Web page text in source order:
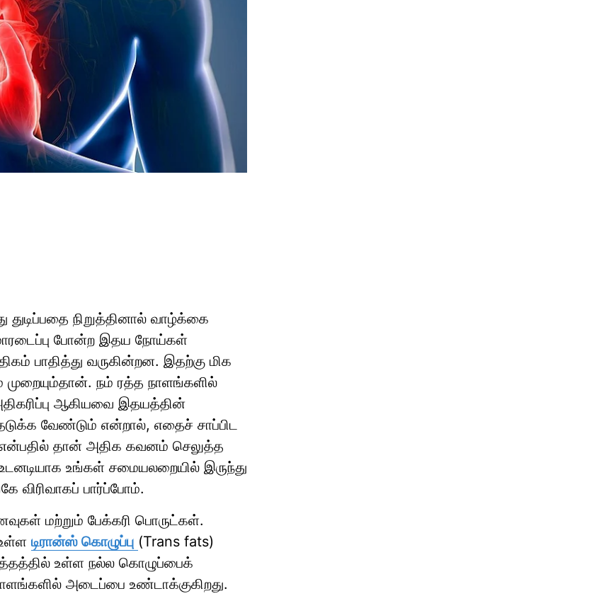
நிறுத்தினால் வாழ்க்கை
போன்ற இதய நோய்கள்
பாதித்து வருகின்றன. இதற்கு மிக
நம் ரத்த நாளங்களில்
ஆகியவை இதயத்தின்
வேண்டும் என்றால், எதைச் சாப்பிட
தான் அதிக கவனம் செலுத்த
உங்கள் சமையலறையில் இருந்து
விரிவாகப் பார்ப்போம்.
மற்றும் பேக்கரி பொருட்கள்.
டிரான்ஸ் கொழுப்பு (Trans fats)
ரத்தத்தில் உள்ள நல்ல கொழுப்பைக்
அடைப்பை உண்டாக்குகிறது.